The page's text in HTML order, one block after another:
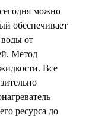
можно
обеспечивает
от
Метод
Все
ресурса до